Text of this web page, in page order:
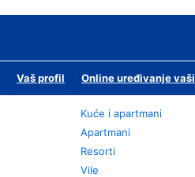
Vaš profil Online uređivanje
Kuće i apartmani
Apartmani
Resorti
Vile